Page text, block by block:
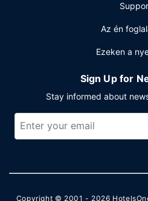
Az én
Ezeken a
Sign Up for
Stay informed about
Copyright © 2001 - 2026